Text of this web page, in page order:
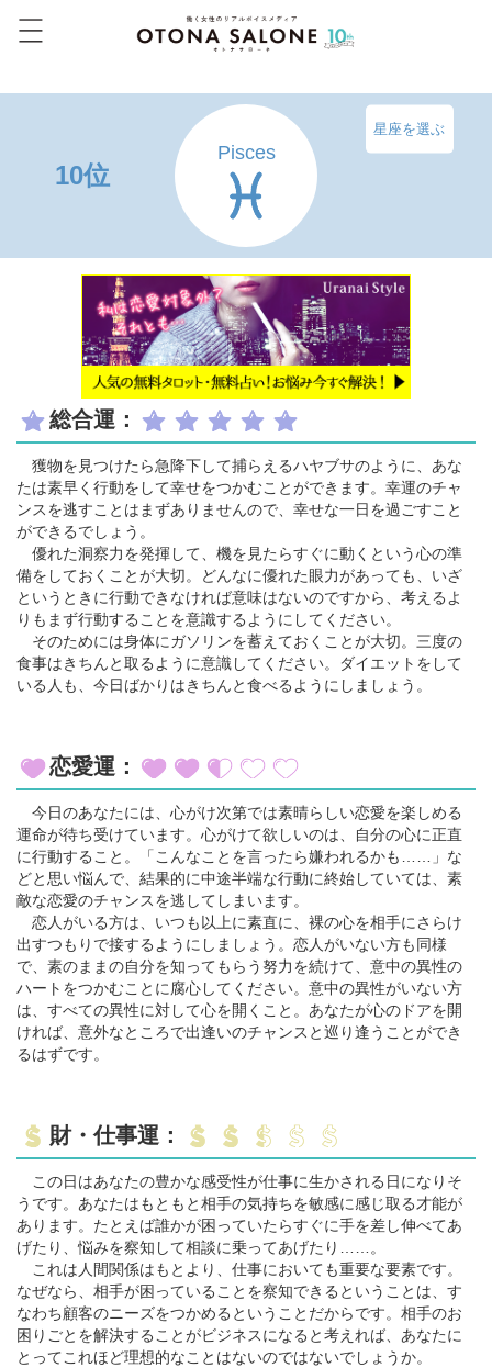
10位
Pisces
星座を選ぶ
総合運：
獲物を見つけたら急降下して捕らえるハヤブサのように、あな
たは素早く行動をして幸せをつかむことができます。幸運のチャ
ンスを逃すことはまずありませんので、幸せな一日を過ごすこと
ができるでしょう。
優れた洞察力を発揮して、機を見たらすぐに動くという心の準
備をしておくことが大切。どんなに優れた眼力があっても、いざ
というときに行動できなければ意味はないのですから、考えるよ
りもまず行動することを意識するようにしてください。
そのためには身体にガソリンを蓄えておくことが大切。三度の
食事はきちんと取るように意識してください。ダイエットをして
いる人も、今日ばかりはきちんと食べるようにしましょう。
恋愛運：
今日のあなたには、心がけ次第では素晴らしい恋愛を楽しめる
運命が待ち受けています。心がけて欲しいのは、自分の心に正直
に行動すること。「こんなことを言ったら嫌われるかも……」な
どと思い悩んで、結果的に中途半端な行動に終始していては、素
敵な恋愛のチャンスを逃してしまいます。
恋人がいる方は、いつも以上に素直に、裸の心を相手にさらけ
出すつもりで接するようにしましょう。恋人がいない方も同様
で、素のままの自分を知ってもらう努力を続けて、意中の異性の
ハートをつかむことに腐心してください。意中の異性がいない方
は、すべての異性に対して心を開くこと。あなたが心のドアを開
ければ、意外なところで出逢いのチャンスと巡り逢うことができ
るはずです。
財・仕事運：
この日はあなたの豊かな感受性が仕事に生かされる日になりそ
うです。あなたはもともと相手の気持ちを敏感に感じ取る才能が
あります。たとえば誰かが困っていたらすぐに手を差し伸べてあ
げたり、悩みを察知して相談に乗ってあげたり……。
これは人間関係はもとより、仕事においても重要な要素です。
なぜなら、相手が困っていることを察知できるということは、す
なわち顧客のニーズをつかめるということだからです。相手のお
困りごとを解決することがビジネスになると考えれば、あなたに
とってこれほど理想的なことはないのではないでしょうか。